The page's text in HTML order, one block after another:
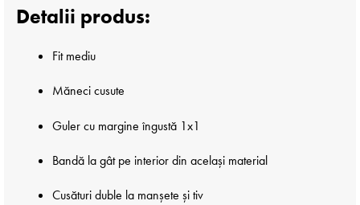
Detalii produs:
Fit mediu
Măneci cusute
Guler cu margine îngustă 1x1
Bandă la gât pe interior din același material
Cusături duble la manșete și tiv